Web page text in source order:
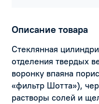
Описание товара
Стеклянная
отделения твердых
воронку впаяна
«фильтр Шотта»),
растворы солей и